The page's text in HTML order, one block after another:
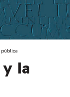
pública
la